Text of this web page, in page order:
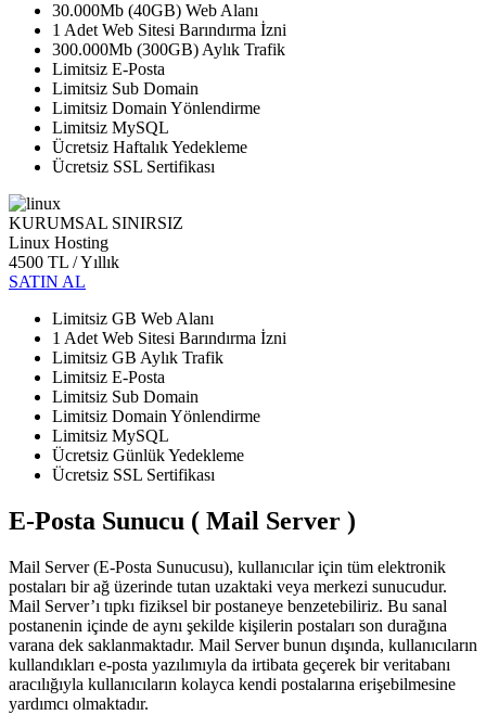
30.000Mb (40GB) Web Alanı
1 Adet Web Sitesi Barındırma İzni
300.000Mb (300GB) Aylık Trafik
Limitsiz E-Posta
Limitsiz Sub Domain
Limitsiz Domain Yönlendirme
Limitsiz MySQL
Ücretsiz Haftalık Yedekleme
Ücretsiz SSL Sertifikası
KURUMSAL SINIRSIZ
Linux Hosting
4500 TL / Yıllık
SATIN AL
Limitsiz GB Web Alanı
1 Adet Web Sitesi Barındırma İzni
Limitsiz GB Aylık Trafik
Limitsiz E-Posta
Limitsiz Sub Domain
Limitsiz Domain Yönlendirme
Limitsiz MySQL
Ücretsiz Günlük Yedekleme
Ücretsiz SSL Sertifikası
E-Posta Sunucu ( Mail Server )
Mail Server (E-Posta Sunucusu), kullanıcılar için tüm elektronik
postaları bir ağ üzerinde tutan uzaktaki veya merkezi sunucudur.
Mail Server’ı tıpkı fiziksel bir postaneye benzetebiliriz. Bu sanal
postanenin içinde de aynı şekilde kişilerin postaları son durağına
varana dek saklanmaktadır. Mail Server bunun dışında, kullanıcıların
kullandıkları e-posta yazılımıyla da irtibata geçerek bir veritabanı
aracılığıyla kullanıcıların kolayca kendi postalarına erişebilmesine
yardımcı olmaktadır.